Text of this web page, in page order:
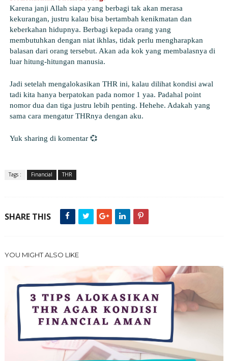
Karena janji Allah siapa yang berbagi tak akan merasa
kekurangan, justru kalau bisa bertambah kenikmatan dan
keberkahan hidupnya. Berbagi kepada orang yang
membutuhkan dengan niat ikhlas, tidak perlu mengharapkan
balasan dari orang tersebut. Akan ada kok yang membalasnya di
luar hitung-hitungan manusia.
Jadi setelah mengalokasikan THR ini, kalau dilihat kondisi awal
tadi kita hanya berpatokan pada nomor 1 yaa. Padahal point
nomor dua dan tiga justru lebih penting. Hehehe. Adakah yang
sama cara mengatur THRnya dengan aku.
Yuk sharing di komentar 💞
Tags : Financial THR
SHARE THIS
YOU MIGHT ALSO LIKE